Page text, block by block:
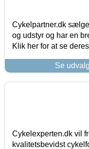
Cykelpartner.dk
og udstyr og har en
Klik her for at se
Se
Cykelexperten.dk vil
kvalitetsbevidst